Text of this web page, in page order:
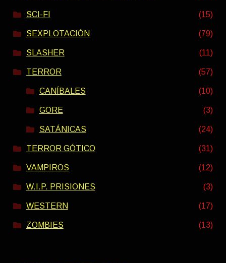
SCI-FI (15)
SEXPLOTACIÓN (79)
SLASHER (11)
TERROR (57)
CANÍBALES (10)
GORE (3)
SATÁNICAS (24)
TERROR GÓTICO (31)
VAMPIROS (12)
W.I.P. PRISIONES (3)
WESTERN (17)
ZOMBIES (13)